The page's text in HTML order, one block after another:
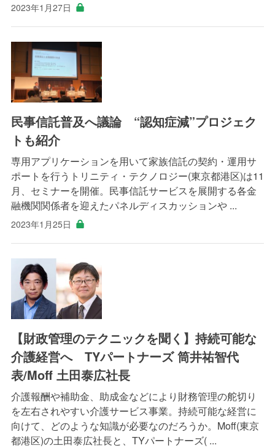
2023年1月27日
民事信託普及へ議論 “認知症減”プロジェク
トも紹介
専用アプリケーションを用いて家族信託の契約・運用サ
ポートを行うトリニティ・テクノロジー(東京都港区)は11
月、セミナーを開催。民事信託サービスを展開する各金
融機関関係者を迎えたパネルディスカッションや ...
2023年1月25日
【財政管理のテクニックを聞く】持続可能な
介護経営へ TYパートナーズ 筒井祐智代
表/Moff 土田泰広社長
介護報酬や補助金、助成金などにより財務管理の舵切り
を左右されやすい介護サービス事業。持続可能な経営に
向けて、どのような知識が必要なのだろうか。Moff(東京
都港区)の土田泰広社長と、TYパートナーズ( ...